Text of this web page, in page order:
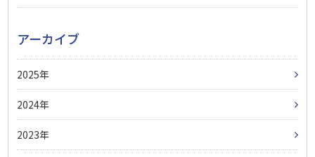
アーカイブ
2025
2024
2023